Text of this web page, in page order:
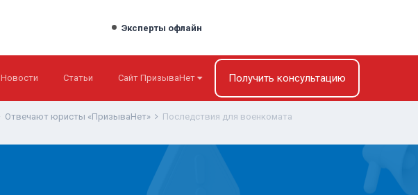
Эксперты офлайн
Новости Статьи Сайт ПризываНет Получить консультацию
Отвечают юристы «ПризываНет» Последствия для военкомата